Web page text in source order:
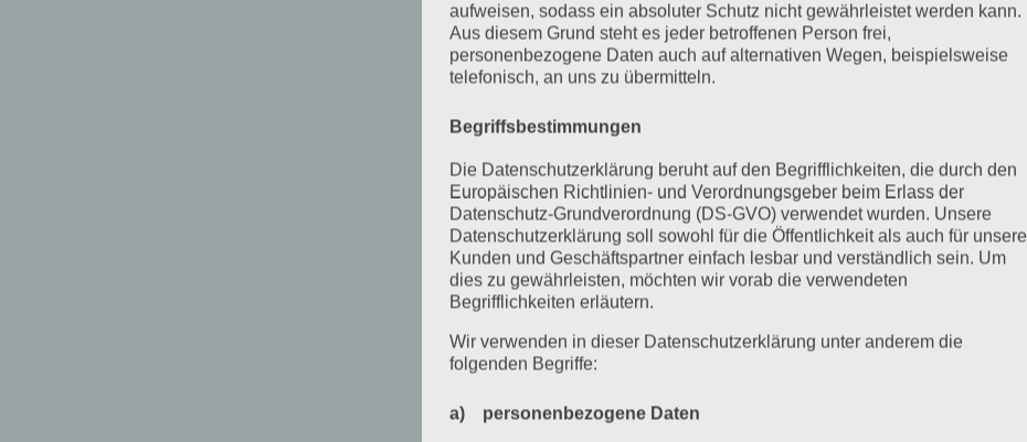
aufweisen, sodass ein absoluter Schutz nicht gewährleistet werden kann.
Aus diesem Grund steht es jeder betroffenen Person frei,
personenbezogene Daten auch auf alternativen Wegen, beispielsweise
telefonisch, an uns zu übermitteln.
Begriffsbestimmungen
Die Datenschutzerklärung beruht auf den Begrifflichkeiten, die durch den
Europäischen Richtlinien- und Verordnungsgeber beim Erlass der
Datenschutz-Grundverordnung (DS-GVO) verwendet wurden. Unsere
Datenschutzerklärung soll sowohl für die Öffentlichkeit als auch für unsere
Kunden und Geschäftspartner einfach lesbar und verständlich sein. Um
dies zu gewährleisten, möchten wir vorab die verwendeten
Begrifflichkeiten erläutern.
Wir verwenden in dieser Datenschutzerklärung unter anderem die
folgenden Begriffe:
a) personenbezogene Daten